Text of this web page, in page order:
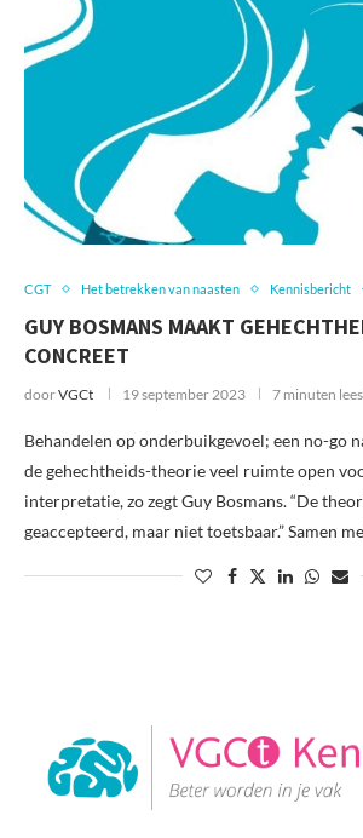
CGT Het betrekken van naasten Kennisbericht
GUY BOSMANS MAAKT
CONCREET
doorVGCt 19 september 2023 7 minuten
Behandelen op onderbuikgevoel; een no-go
de gehechtheids-theorie veel ruimte open
interpretatie, zo zegt Guy Bosmans. “De
geaccepteerd, maar niet toetsbaar.” Samen